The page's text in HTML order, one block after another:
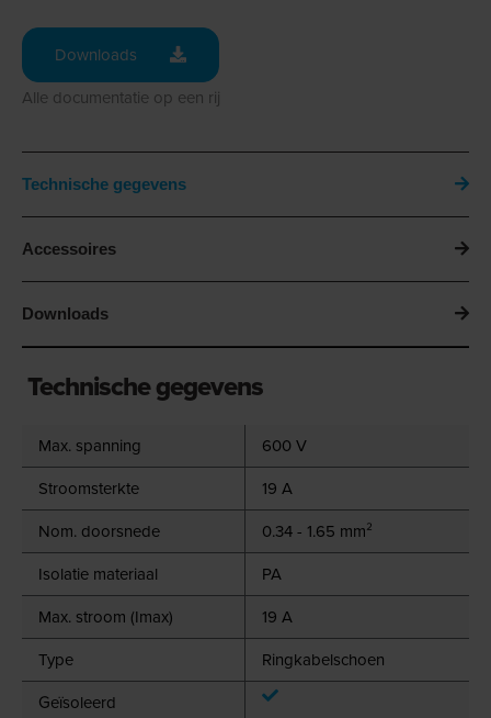
Downloads
Alle documentatie op een rij
Technische gegevens
Accessoires
Downloads
Technische gegevens
Max. spanning
600 V
Stroomsterkte
19 A
Nom. doorsnede
0.34 - 1.65 mm²
Isolatie materiaal
PA
Max. stroom (Imax)
19 A
Type
Ringkabelschoen
Geïsoleerd